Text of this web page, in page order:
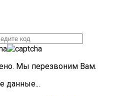
Мы перезвоним Вам.
данные...